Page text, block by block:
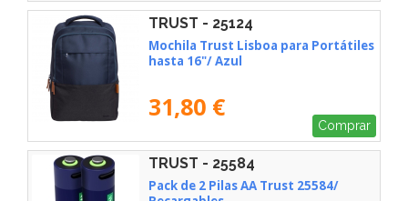
TRUST - 25124
Mochila Trust Lisboa para Portátiles
hasta 16"/ Azul
31,80 €
Comprar
TRUST - 25584
Pack de 2 Pilas AA Trust 25584/